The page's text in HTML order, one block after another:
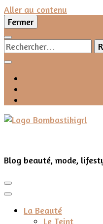
Aller au contenu
Fermer
Rechercher :
Blog beauté, mode,
La Beauté
Le Teint